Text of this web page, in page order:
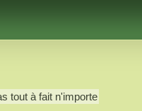
tout à fait n'importe